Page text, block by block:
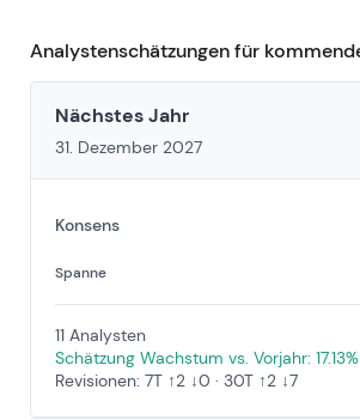
Analystenschätzungen für
Nächstes Jahr
31. Dezember 2027
Konsens
Spanne
11 Analysten
Schätzung Wachstum vs. Vorjahr: 17.13%
Revisionen: 7T ↑2 ↓0 · 30T ↑2 ↓7